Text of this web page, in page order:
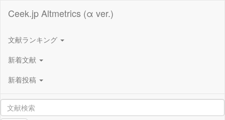
Ceek.jp Altmetrics (α ver.)
文献ランキング
新着文献
新着投稿